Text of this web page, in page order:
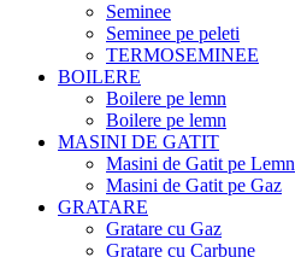
Seminee
Seminee pe peleti
TERMOSEMINEE
BOILERE
Boilere pe lemn
Boilere pe lemn
MASINI DE GATIT
Masini de Gatit pe Lemn
Masini de Gatit pe Gaz
GRATARE
Gratare cu Gaz
Gratare cu Carbune